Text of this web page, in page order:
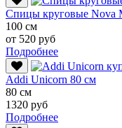
Спицы круговые Nova
100 см
от 520 руб
Подробнее
Addi Unicorn 80 см
80 см
1320 руб
Подробнее